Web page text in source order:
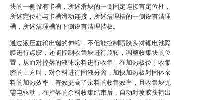
块的一侧设有卡槽，所述滑块的一侧固定连接有定位柱，
所述定位柱与卡槽滑动连接，所述清理槽的一侧设有清理
槽，所述清理槽的下侧设有清理挡板。
通过液压缸输出端的伸缩，不但能控制喷胶头对锂电池隔
膜进行点胶，还能控制收集块进行旋转，调整收集块的位
置，从而对掉落的液体余料进行收集，在加热板位于收集
腔的上方时，对余料进行固液分离，加快加热板对固体余
料的加热效率，有效提高了余料的收集效率，且收集块无
需电驱动，在掉落的余料收集结束后，自动对喷胶头输出